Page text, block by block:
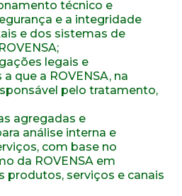
técnico e
e a integridade
e dos sistemas de
legais e
que a ROVENSA, na
pelo tratamento,
agregadas e
análise interna e
com base no
da ROVENSA em
produtos, serviços e canais